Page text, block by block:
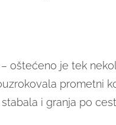
oštećeno je tek
prometni
i granja po